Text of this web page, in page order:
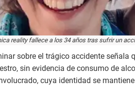
reality fallece a los 34 años tras sufrir un
sobre el trágico accidente señala
sin evidencia de consumo de
cuya identidad se